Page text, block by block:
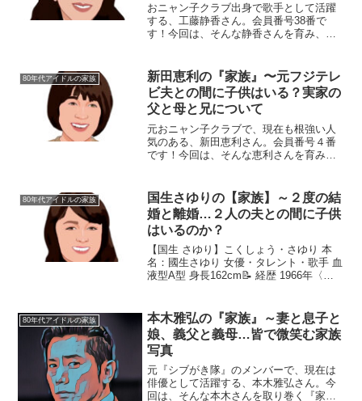
おニャン子クラブ出身で歌手として活躍
する、工藤静香さん。会員番号38番で
す！今回は、そんな静香さんを育み、支
静香さんのお父さんの名前は、工藤勘七
さん。父・勘七さんは青森...
80年代アイドルの家族
新田恵利の『家族』〜元フジテレ
ビ夫との間に子供はいる？実家の
父と母と兄について
元おニャン子クラブで、現在も根強い人
気のある、新田恵利さん。会員番号４番
です！今回は、そんな恵利さんを育み、
（にった・えり）生年月日：1968年〈昭
和43年〉3月17日身...
80年代アイドルの家族
国生さゆりの【家族】～２度の結
婚と離婚…２人の夫との間に子供
はいるのか？
【国生 さゆり】こくしょう・さゆり 本
名：國生さゆり 女優・タレント・歌手 血
液型A型 身長162cm📝 経歴 1966年〈昭
居。 佐世保市立春日小学校→鹿屋...
80年代アイドルの家族
本木雅弘の『家族』～妻と息子と
娘、義父と義母…皆で微笑む家族
写真
元『シブがき隊』のメンバーで、現在は
俳優として活躍する、本木雅弘さん。今
回は、そんな本木さんを取り巻く『家